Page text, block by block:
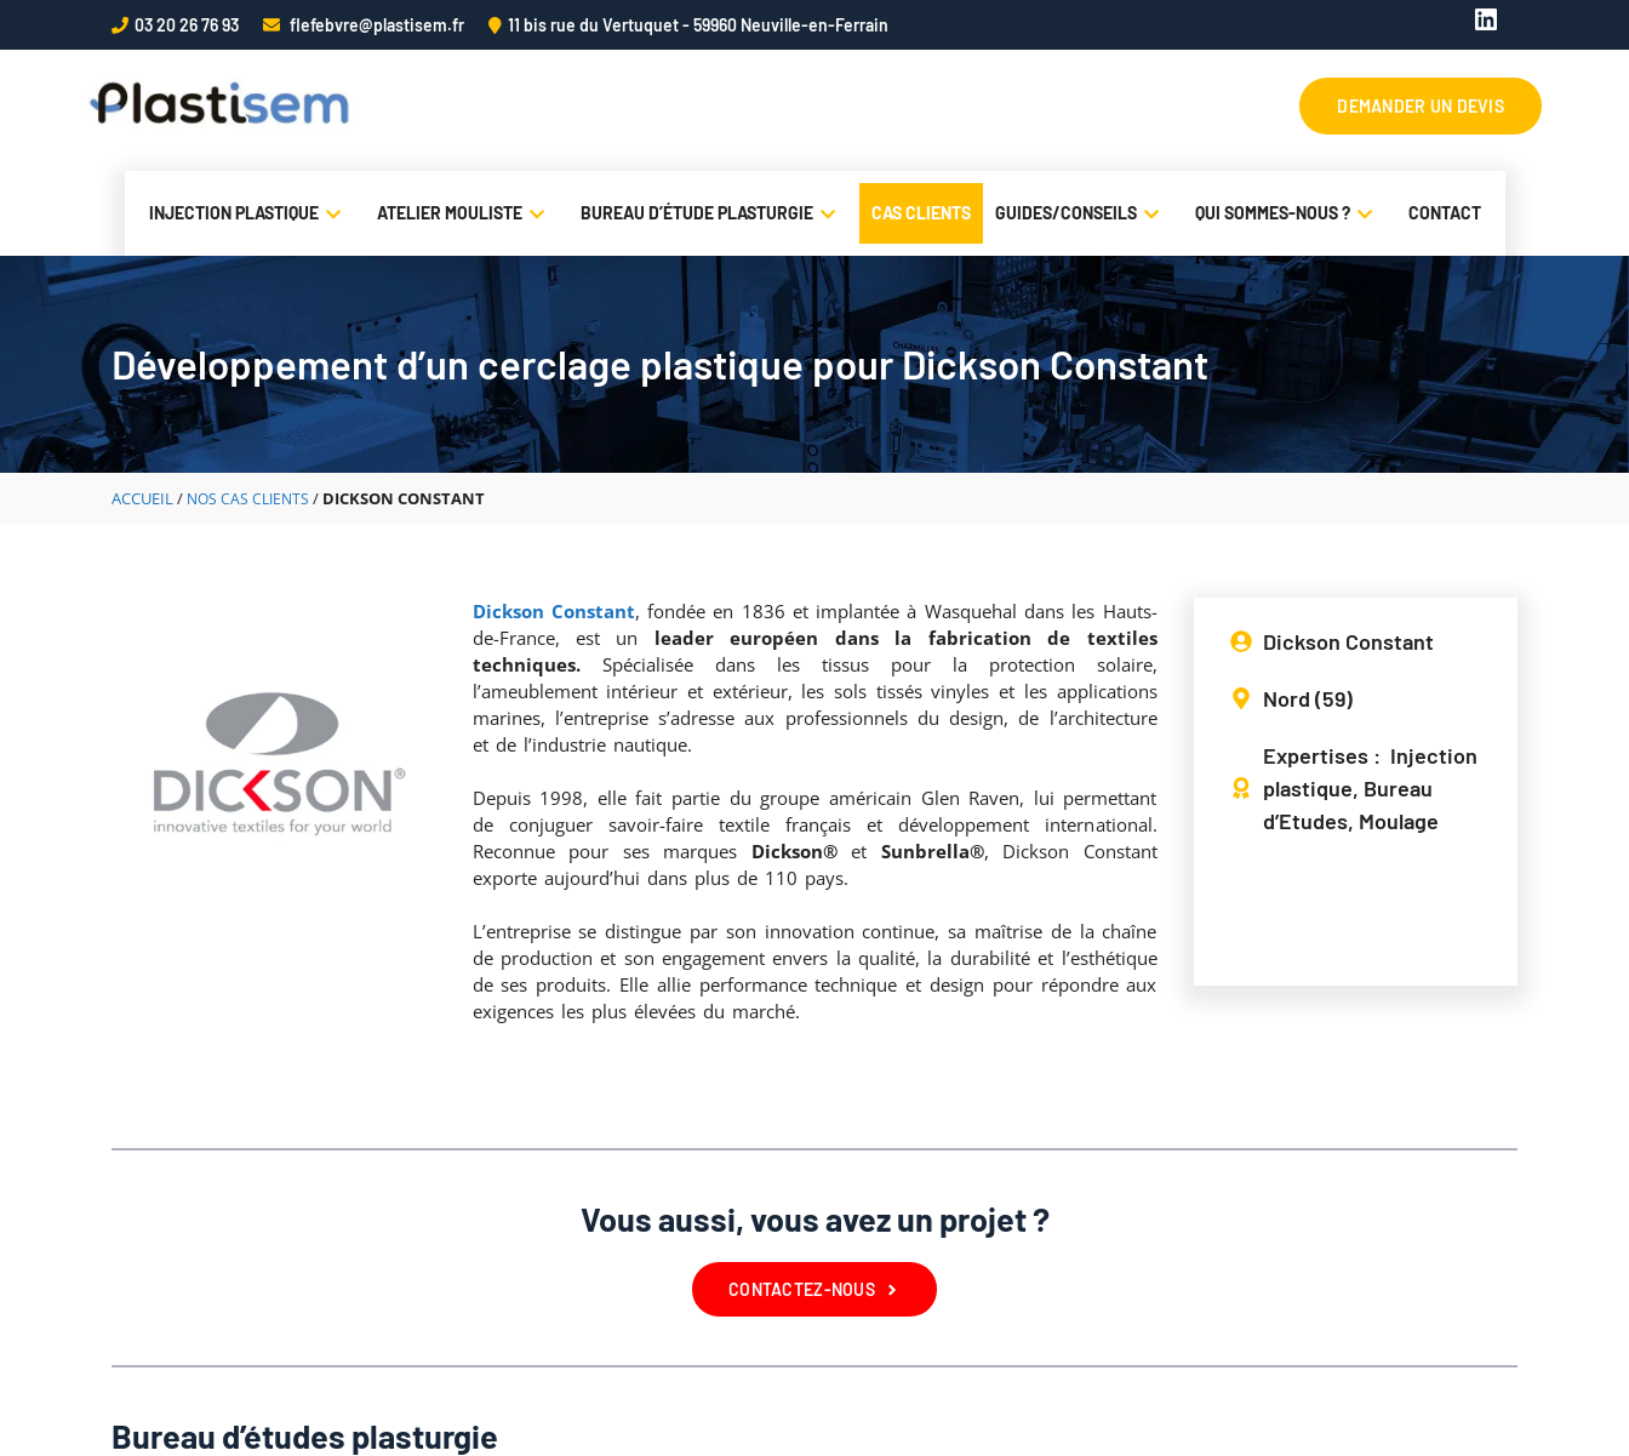
03 20 26 76 93 flefebvre@plastisem.fr 11 bis rue du Vertuquet - 59960 Neuville-en-Ferrain LinkedIn
INJECTION PLASTIQUE ATELIER MOULISTE BUREAU D’ÉTUDE PLASTURGIE CAS CLIENTS GUIDES/CONSEILS QUI SOMMES-NOUS ? CONTACT
Développement d’un cerclage plastique pour Dickson Constant
ACCUEIL / NOS CAS CLIENTS / DICKSON CONSTANT
Dickson Constant, fondée en 1836 et implantée à Wasquehal dans les Hauts-
de-France, est un leader européen dans la fabrication de textiles
techniques.Spécialisée dans les tissus pour la protection solaire,
l’ameublement intérieur et extérieur, les sols tissés vinyles et les applications
marines, l’entreprise s’adresse aux professionnels du design, de l’architecture
et de l’industrie nautique.
Depuis 1998, elle fait partie du groupe américain Glen Raven, lui permettant
de conjuguer savoir-faire textile français et développement international.
Reconnue pour ses marques Dickson®et Sunbrella®, Dickson Constant
exporte aujourd’hui dans plus de 110 pays.
L’entreprise se distingue par son innovation continue, sa maîtrise de la chaîne
de production et son engagement envers la qualité, la durabilité et l’esthétique
de ses produits. Elle allie performance technique et design pour répondre aux
exigences les plus élevées du marché.
Dickson Constant
Nord (59)
Expertises : Injection
plastique, Bureau
d’Etudes, Moulage
Vous aussi, vous avez un projet ?
CONTACTEZ-NOUS
Bureau d’études plasturgie